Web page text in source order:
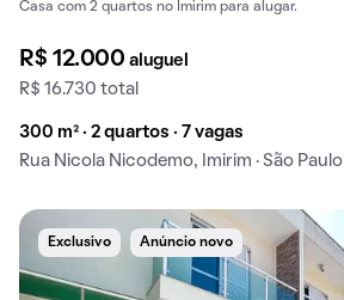
Casa com 2 quartos no Imirim para alugar.
R$ 12.000aluguel
R$ 16.730 total
300 m² · 2 quartos · 7 vagas
Rua Nicola Nicodemo, Imirim · São Paulo
Exclusivo Anúncio novo